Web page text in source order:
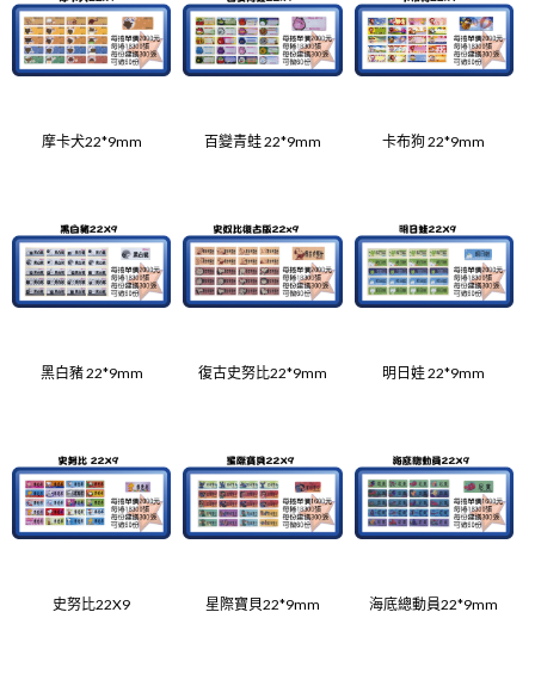
摩卡犬22*9mm 百變青蛙 22*9mm 卡布狗 22*9mm
黑白豬 22*9mm 復古史努比22*9mm 明日娃 22*9mm
史努比22X9 星際寶貝22*9mm 海底總動員22*9mm